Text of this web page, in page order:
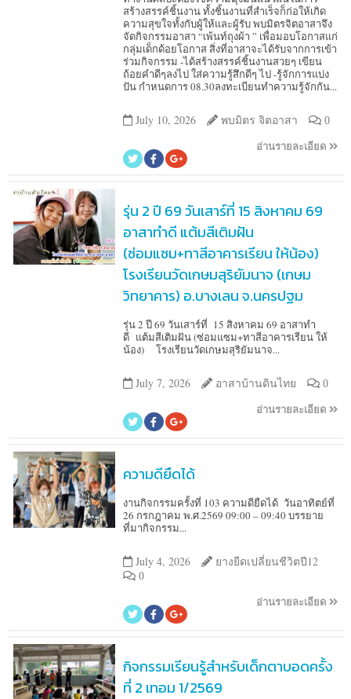
สร้างสรรค์ชิ้นงาน ทั้งชิ้นงานที่สำเร็จก็ก่อให้เกิด
ความสุขใจทั้งกับผู้ให้และผู้รับ พบมิตรจิตอาสาจึง
จัดกิจกรรมอาสา “เพ้นท์ถุงผ้า ” เพื่อมอบโอกาสแก่
กลุ่มเด็กด้อยโอกาส สิ่งที่อาสาจะได้รับจากการเข้า
ร่วมกิจกรรม -ได้สร้างสรรค์ชิ้นงานสวยๆ เขียน
ถ้อยคำดีๆลงไป ใส่ความรู้สึกดีๆ ไป -รู้จักการแบ่ง
ปัน กำหนดการ 08.30ลงทะเบียนทำความรู้จักกัน...
July 10, 2026 พบมิตร จิตอาสา 0
อ่านรายละเอียด
รุ่น 2 ปี 69 วันเสาร์ที่ 15 สิงหาคม 69
อาสาทำดี แต้มสีเติมฝัน
(ซ่อมแซม+ทาสีอาคารเรียน ให้น้อง)
โรงเรียนวัดเกษมสุริยัมนาจ (เกษม
วิทยาคาร) อ.บางเลน จ.นครปฐม
รุ่น 2 ปี 69 วันเสาร์ที่ 15 สิงหาคม 69 อาสาทำ
ดี แต้มสีเติมฝัน (ซ่อมแซม+ทาสีอาคารเรียน ให้
น้อง) โรงเรียนวัดเกษมสุริยัมนาจ...
July 7, 2026 อาสาบ้านดินไทย 0
อ่านรายละเอียด
ความดียืดได้
งานกิจกรรมครั้งที่ 103 ความดียืดได้ วันอาทิตย์ที่
26 กรกฎาคม พ.ศ.2569 09:00 – 09:40 บรรยาย
ที่มากิจกรรม...
July 4, 2026 ยางยืดเปลี่ยนชีวิตปี12
0
อ่านรายละเอียด
กิจกรรมเรียนรู้สำหรับเด็กตาบอดครั้ง
ที่ 2 เทอม 1/2569